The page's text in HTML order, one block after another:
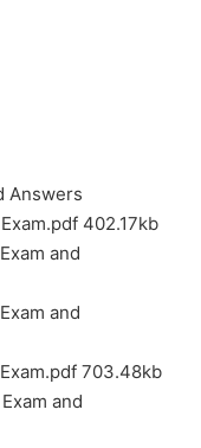
Answers
402.17kb
and
and
703.48kb
and